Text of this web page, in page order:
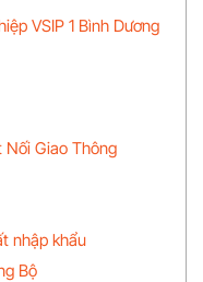
VSIP 1 Bình Dương
Nối Giao Thông
nhập khẩu
Bộ